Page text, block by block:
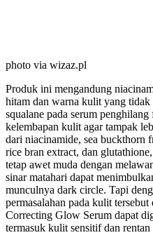
photo via wizaz.pl
Produk ini mengandung
hitam dan warna kulit yang
squalane pada serum
kelembapan kulit agar tampak
dari niacinamide, sea buckthorn
rice bran extract, dan
tetap awet muda dengan
sinar matahari dapat
munculnya dark circle. Tapi
permasalahan pada kulit
Correcting Glow Serum dapat
termasuk kulit sensitif dan rentan